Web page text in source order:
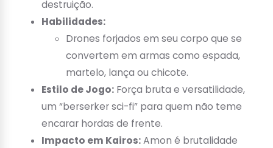
destruição.
Habilidades:
Drones forjados em seu corpo que se
convertem em armas como espada,
martelo, lança ou chicote.
Estilo de Jogo: Força bruta e versatilidade,
um “berserker sci-fi” para quem não teme
encarar hordas de frente.
Impacto em Kairos:Amon é brutalidade